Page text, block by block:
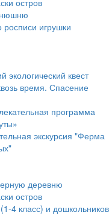
росписи игрушки
экологический квест
время. Спасение
программа
экскурсия "Ферма
деревню
остров
4 класс) и дошкольников